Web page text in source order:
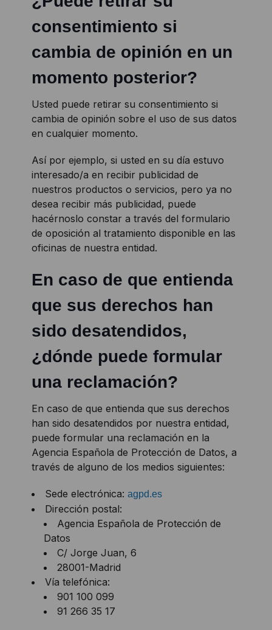
consentimiento si
cambia de opinión en un
momento posterior?
Usted puede retirar su consentimiento si
cambia de opinión sobre el uso de sus datos
en cualquier momento.
Así por ejemplo, si usted en su día estuvo
interesado/a en recibir publicidad de
nuestros productos o servicios, pero ya no
desea recibir más publicidad, puede
hacérnoslo constar a través del formulario
de oposición al tratamiento disponible en las
oficinas de nuestra entidad.
En caso de que entienda
que sus derechos han
sido desatendidos,
¿dónde puede formular
una reclamación?
En caso de que entienda que sus derechos
han sido desatendidos por nuestra entidad,
puede formular una reclamación en la
Agencia Española de Protección de Datos, a
través de alguno de los medios siguientes:
Sede electrónica: agpd.es
Dirección postal:
Agencia Española de Protección de
Datos
C/ Jorge Juan, 6
28001-Madrid
Vía telefónica:
901 100 099
91 266 35 17